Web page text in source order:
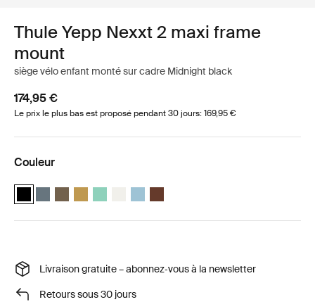
Thule Yepp Nexxt 2 maxi frame
mount
siège vélo enfant monté sur cadre Midnight black
174,95 €
Le prix le plus bas est proposé pendant 30 jours: 169,95 €
Couleur
Thule Yepp Nexxt 2 Noir minuit (selected)
Thule Yepp Nexxt 2 Ardoise foncée
Thule Yepp Nexxt 2 Kaki rofond
Thule Yepp Nexxt 2 Jaune poli
Thule Yepp Nexxt 2 Maxi Mint Green
Thule Yepp Nexxt 2 Maxi Snow White
Thule Yepp Nexxt 2 Maxi Aigue-marine
Thule Yepp Nexxt 2 Maxi Chocolate
Livraison gratuite – abonnez‑vous à la newsletter
Retours sous 30 jours